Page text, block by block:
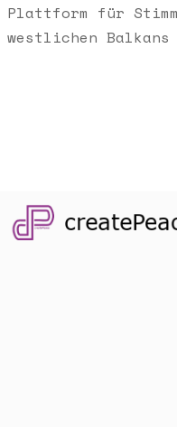
Plattform für
westlichen